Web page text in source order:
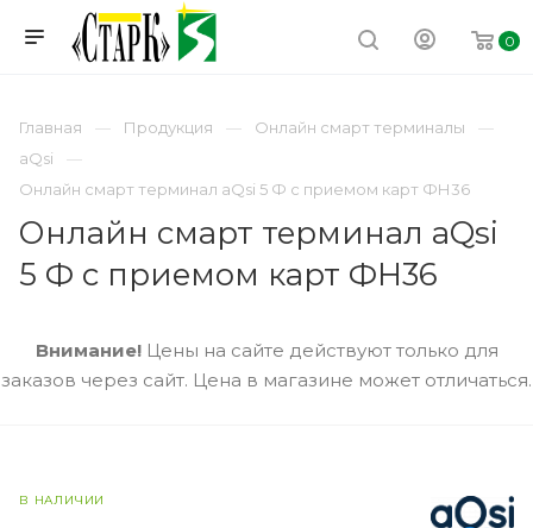
0
Главная Продукция
Онлайн смарт терминалы
aQsi
Онлайн смарт терминал aQsi 5 Ф с приемом карт ФН36
Онлайн смарт терминал aQsi
5 Ф с приемом карт ФН36
Внимание!Цены на сайте действуют только для
заказов через сайт. Цена в магазине может отличаться.
В НАЛИЧИИ